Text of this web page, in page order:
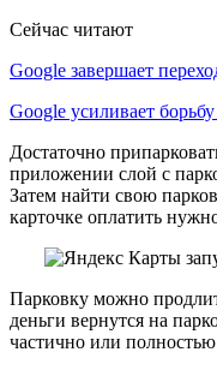
Сейчас читают
Google завершает
Google усиливает
Достаточно
приложении слой с
Затем найти свою
карточке оплатить
Парковку можно
деньги вернутся на
частично или